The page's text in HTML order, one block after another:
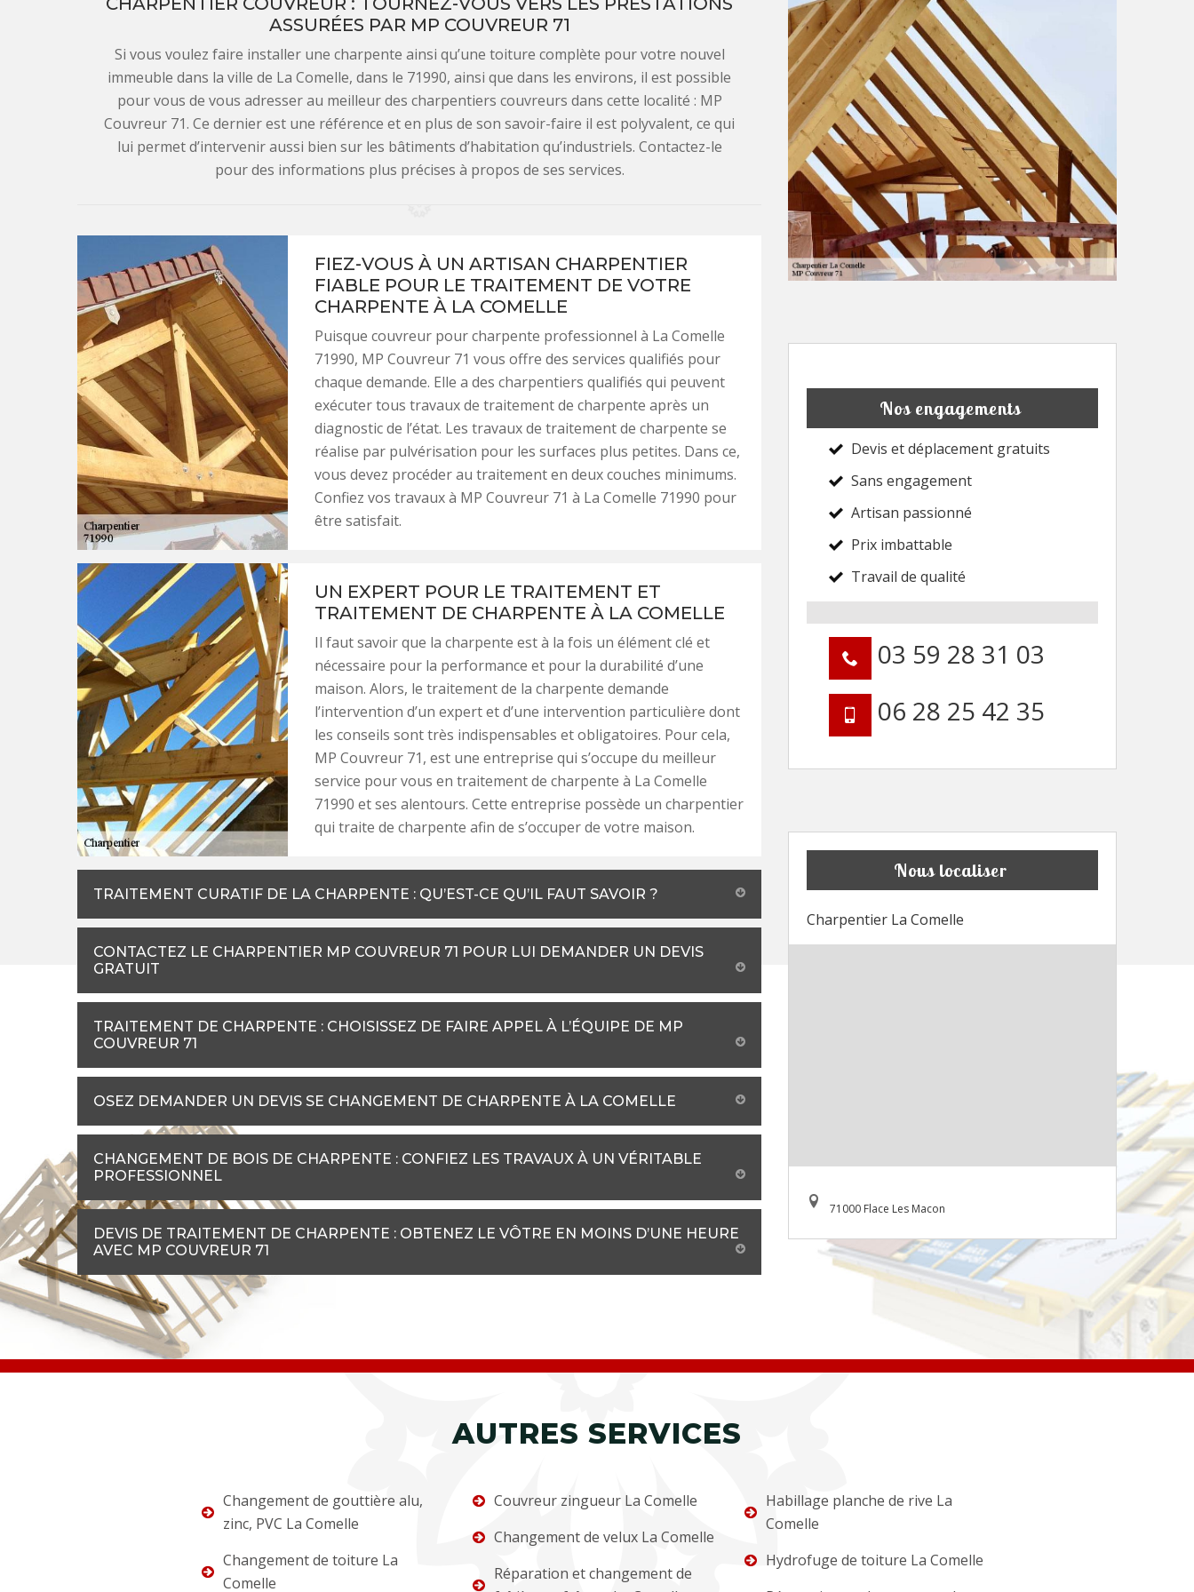
ASSURÉES PAR MP COUVREUR 71
Si vous voulez faire installer une charpente ainsi qu’une toiture complète pour votre nouvel
immeuble dans la ville de La Comelle, dans le 71990, ainsi que dans les environs, il est possible
pour vous de vous adresser au meilleur des charpentiers couvreurs dans cette localité : MP
Couvreur 71. Ce dernier est une référence et en plus de son savoir-faire il est polyvalent, ce qui
lui permet d’intervenir aussi bien sur les bâtiments d’habitation qu’industriels. Contactez-le
pour des informations plus précises à propos de ses services.
FIEZ-VOUS À UN ARTISAN CHARPENTIER
FIABLE POUR LE TRAITEMENT DE VOTRE
CHARPENTE À LA COMELLE
Puisque couvreur pour charpente professionnel à La Comelle
71990, MP Couvreur 71 vous offre des services qualifiés pour
chaque demande. Elle a des charpentiers qualifiés qui peuvent
exécuter tous travaux de traitement de charpente après un
diagnostic de l’état. Les travaux de traitement de charpente se
réalise par pulvérisation pour les surfaces plus petites. Dans ce,
vous devez procéder au traitement en deux couches minimums.
Confiez vos travaux à MP Couvreur 71 à La Comelle 71990 pour
être satisfait.
UN EXPERT POUR LE TRAITEMENT ET
TRAITEMENT DE CHARPENTE À LA COMELLE
Il faut savoir que la charpente est à la fois un élément clé et
nécessaire pour la performance et pour la durabilité d’une
maison. Alors, le traitement de la charpente demande
l’intervention d’un expert et d’une intervention particulière dont
les conseils sont très indispensables et obligatoires. Pour cela,
MP Couvreur 71, est une entreprise qui s’occupe du meilleur
service pour vous en traitement de charpente à La Comelle
71990 et ses alentours. Cette entreprise possède un charpentier
qui traite de charpente afin de s’occuper de votre maison.
TRAITEMENT CURATIF DE LA CHARPENTE : QU’EST-CE QU’IL FAUT SAVOIR ?
CONTACTEZ LE CHARPENTIER MP COUVREUR 71 POUR LUI DEMANDER UN DEVIS
GRATUIT
TRAITEMENT DE CHARPENTE : CHOISISSEZ DE FAIRE APPEL À L’ÉQUIPE DE MP
COUVREUR 71
OSEZ DEMANDER UN DEVIS SE CHANGEMENT DE CHARPENTE À LA COMELLE
CHANGEMENT DE BOIS DE CHARPENTE : CONFIEZ LES TRAVAUX À UN VÉRITABLE
PROFESSIONNEL
DEVIS DE TRAITEMENT DE CHARPENTE : OBTENEZ LE VÔTRE EN MOINS D’UNE HEURE
AVEC MP COUVREUR 71
Nos engagements
Devis et déplacement gratuits
Sans engagement
Artisan passionné
Prix imbattable
Travail de qualité
03 59 28 31 03
06 28 25 42 35
Nous localiser
Charpentier La Comelle
71000 Flace Les Macon
AUTRES SERVICES
Changement de gouttière alu,
zinc, PVC La Comelle
Changement de toiture La
Comelle
Couvreur zingueur La Comelle
Changement de velux La Comelle
Réparation et changement de
Habillage planche de rive La
Comelle
Hydrofuge de toiture La Comelle